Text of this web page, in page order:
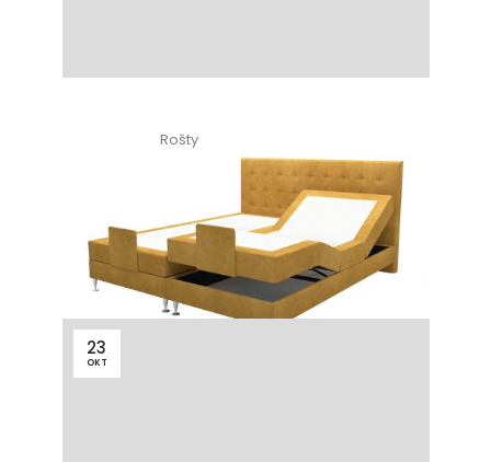
Rošty
Polohovacie rošty si v posteli
obľúbila aj mladá generácia.
Zistite prečo
23
OKT